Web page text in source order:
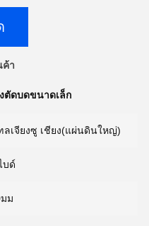
ค้า
ตัดบดขนาดเล็ก
เจียงซู เชียง(แผ่นดินใหญ่)
บด์
ม